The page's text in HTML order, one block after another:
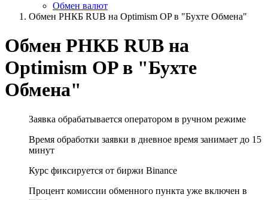
Обмен валют
Обмен РНКБ RUB на Optimism OP в "Бухте Обмена"
Обмен РНКБ RUB на
Optimism OP в "Бухте
Обмена"
Заявка обрабатывается оператором в ручном режиме
Время обработки заявки в дневное время занимает до 15
минут
Курс фиксируется от биржи Binance
Процент комиссии обменного пункта уже включен в